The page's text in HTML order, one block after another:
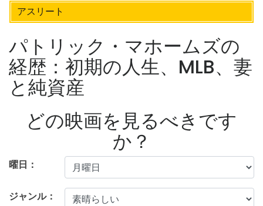
アスリート
パトリック・マホームズの
経歴：初期の人生、MLB、妻
と純資産
どの映画を見るべきです
か？
曜日：
ジャンル：